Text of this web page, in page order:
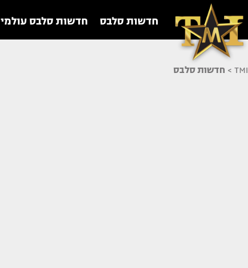
חדשות סלבס חדשות סלבס עולמי
TMI
> חדשות סלבס